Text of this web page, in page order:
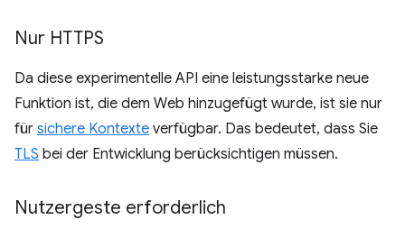
Nur HTTPS
Da diese experimentelle API eine leistungsstarke neue
Funktion ist, die dem Web hinzugefügt wurde, ist sie nur
für sichere Kontexte verfügbar. Das bedeutet, dass Sie
TLS bei der Entwicklung berücksichtigen müssen.
Nutzergeste erforderlich